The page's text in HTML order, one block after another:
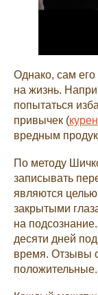
Однако, сам
на жизнь.
попытаться
привычек (
вредным
По методу
записывать
являются
закрытыми
на
десяти дней
время. Отзывы
положительные.